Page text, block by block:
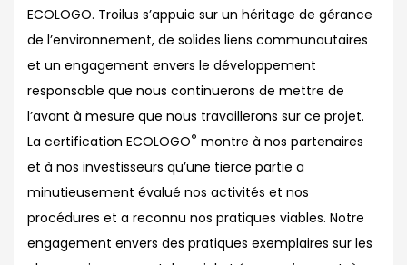
ECOLOGO. Troilus s’appuie sur un héritage de gérance
de l’environnement, de solides liens communautaires
et un engagement envers le développement
responsable que nous continuerons de mettre de
l’avant à mesure que nous travaillerons sur ce projet.
La certification ECOLOGO® montre à nos partenaires
et à nos investisseurs qu’une tierce partie a
minutieusement évalué nos activités et nos
procédures et a reconnu nos pratiques viables. Notre
engagement envers des pratiques exemplaires sur les